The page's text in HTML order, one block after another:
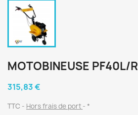
MOTOBINEUSE PF40L/R
315,83 €
TTC Hors frais de port *